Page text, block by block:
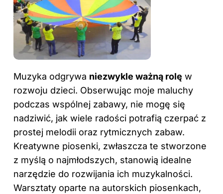
Muzyka odgrywa niezwykle ważną rolę w
rozwoju dzieci. Obserwując moje maluchy
podczas wspólnej zabawy, nie mogę się
nadziwić, jak wiele radości potrafią czerpać z
prostej melodii oraz rytmicznych zabaw.
Kreatywne piosenki, zwłaszcza te stworzone
z myślą o najmłodszych, stanowią idealne
narzędzie do rozwijania ich muzykalności.
Warsztaty oparte na autorskich piosenkach,